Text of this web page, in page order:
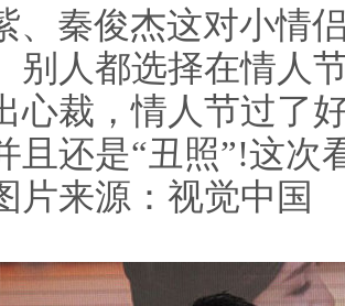
秦俊杰这对小情
别人都选择在情人
心裁，情人节过了
且还是“丑照”!这次
片来源：视觉中国